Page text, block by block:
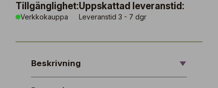
Tillgänglighet:
Verkkokauppa
Uppskattad leveranstid:
Leveranstid 3 - 7 dgr
Beskrivning